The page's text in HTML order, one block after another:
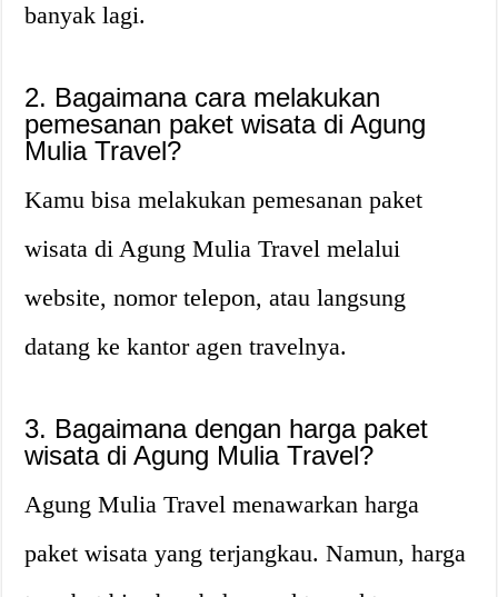
banyak lagi.
2. Bagaimana cara melakukan
pemesanan paket wisata di Agung
Mulia Travel?
Kamu bisa melakukan pemesanan paket
wisata di Agung Mulia Travel melalui
website, nomor telepon, atau langsung
datang ke kantor agen travelnya.
3. Bagaimana dengan harga paket
wisata di Agung Mulia Travel?
Agung Mulia Travel menawarkan harga
paket wisata yang terjangkau. Namun, harga